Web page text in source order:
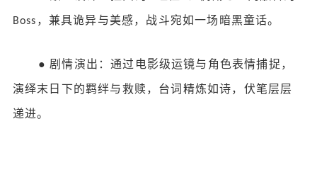
Boss ，兼具诡异与美感，战斗宛如一场暗黑童话。
● 剧情演出：通过电影级运镜与角色表情捕捉，
演绎末日下的羁绊与救赎，台词精炼如诗，伏笔层层
递进。